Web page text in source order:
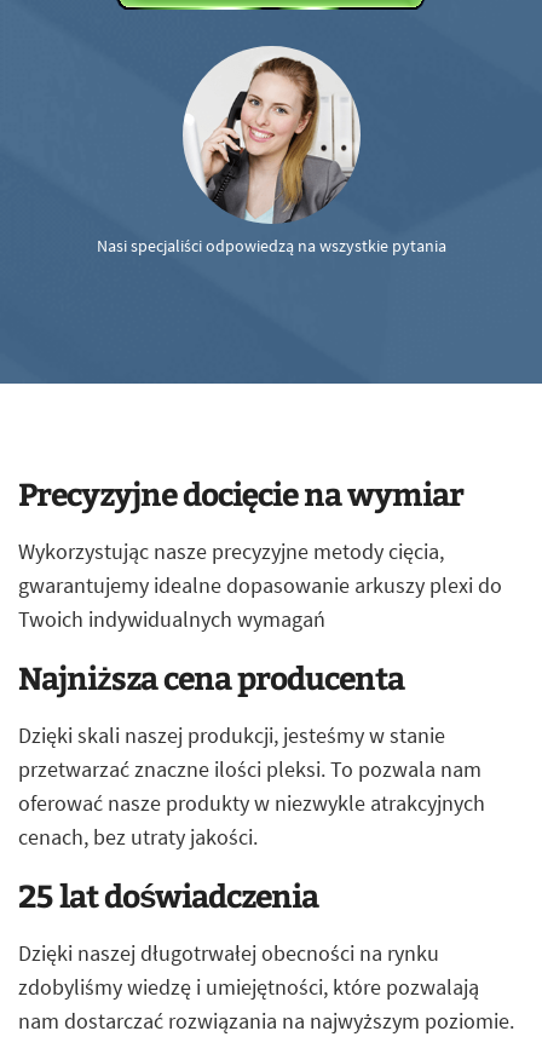
Nasi specjaliści odpowiedzą na wszystkie pytania
Precyzyjne docięcie na wymiar
Wykorzystując nasze precyzyjne metody cięcia,
gwarantujemy idealne dopasowanie arkuszy plexi do
Twoich indywidualnych wymagań
Najniższa cena producenta
Dzięki skali naszej produkcji, jesteśmy w stanie
przetwarzać znaczne ilości pleksi. To pozwala nam
oferować nasze produkty w niezwykle atrakcyjnych
cenach, bez utraty jakości.
25 lat doświadczenia
Dzięki naszej długotrwałej obecności na rynku
zdobyliśmy wiedzę i umiejętności, które pozwalają
nam dostarczać rozwiązania na najwyższym poziomie.